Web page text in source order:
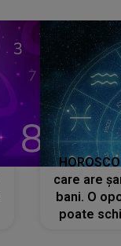
care are
bani. O
poate